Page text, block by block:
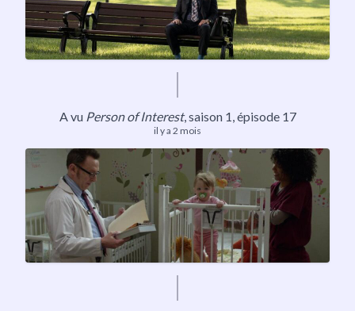
A vu Person of Interest,saison 1, épisode 17
il y a 2 mois